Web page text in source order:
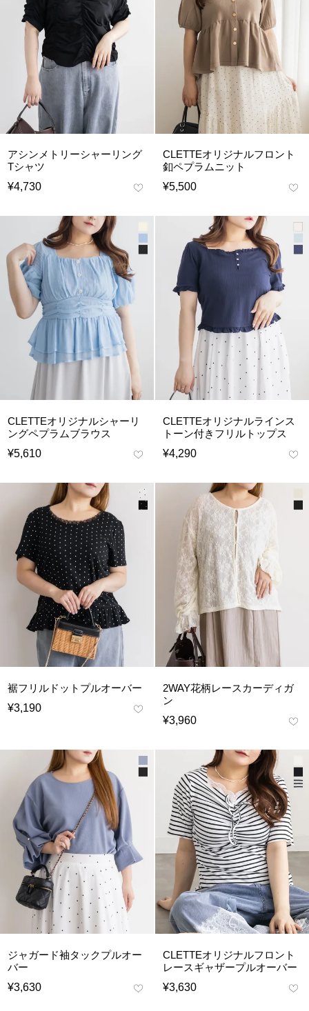
アシンメトリーシャーリング
Tシャツ
¥4,730
CLETTEオリジナルフロント
釦ペプラムニット
¥5,500
CLETTEオリジナルシャーリ
ングペプラムブラウス
¥5,610
CLETTEオリジナルラインス
トーン付きフリルトップス
¥4,290
裾フリルドットプルオーバー
¥3,190
2WAY花柄レースカーディガ
ン
¥3,960
ジャガード袖タックプルオー
バー
¥3,630
CLETTEオリジナルフロント
レースギャザープルオーバー
¥3,630